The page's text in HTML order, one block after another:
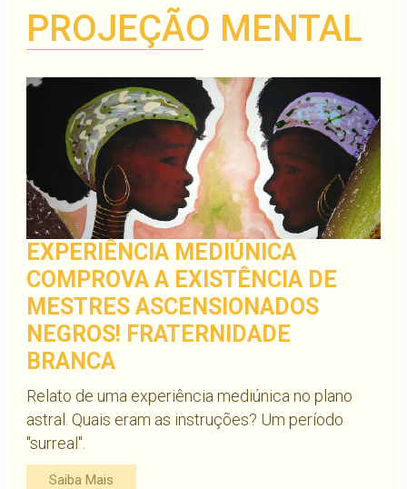
PROJEÇÃO MENTAL
EXPERIÊNCIA MEDIÚNICA
COMPROVA A EXISTÊNCIA DE
MESTRES ASCENSIONADOS
NEGROS! FRATERNIDADE
BRANCA
Relato de uma experiência mediúnica no plano
astral. Quais eram as instruções? Um período
"surreal".
Saiba Mais